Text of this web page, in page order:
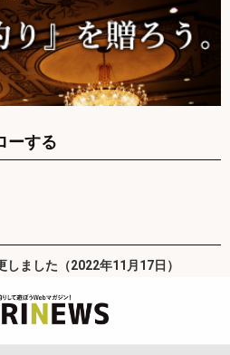
ーする
ました（2022年11月17日）